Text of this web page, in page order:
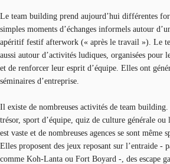
Le team building prend aujourd’hui différentes
simples moments d’échanges informels autour
apéritif festif afterwork (« après le travail »). Le
aussi autour d’activités ludiques, organisées pour
et de renforcer leur esprit d’équipe. Elles ont
séminaires d’entreprise.
Il existe de nombreuses activités de team building.
trésor, sport d’équipe, quiz de culture générale
est vaste et de nombreuses agences se sont même
Elles proposent des jeux reposant sur l’entraide -
comme Koh-Lanta ou Fort Boyard -, des escape